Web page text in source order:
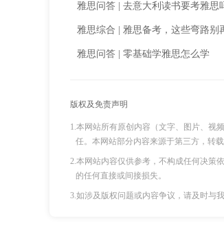
雅思问答 去意大利读书要考雅思
雅思综合 雅思备考，这些弯路别再走了！
雅思问答 零基础学雅思怎么学
版权及免责声明
1.本网站所有原创内容（文字、图片、视
任。本网站部分内容来源于第三方，转
2.本网站内容仅供参考，不构成任何决策
的任何直接或间接损失。
3.如涉及版权问题或内容争议，请及时与我